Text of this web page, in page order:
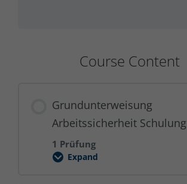
Course Content
Grundunterweisung
Arbeitssicherheit Schulung
1 Prüfung
Expand
Grundunterweisung